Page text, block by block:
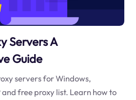
Servers A
Guide
servers for Windows,
and free proxy list. Learn how to